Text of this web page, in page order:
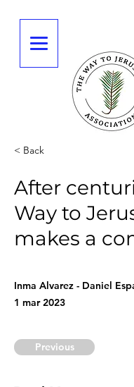
< Back
After
Way to
makes a
Inma Alvarez - Daniel
1 mar 2023
Previous